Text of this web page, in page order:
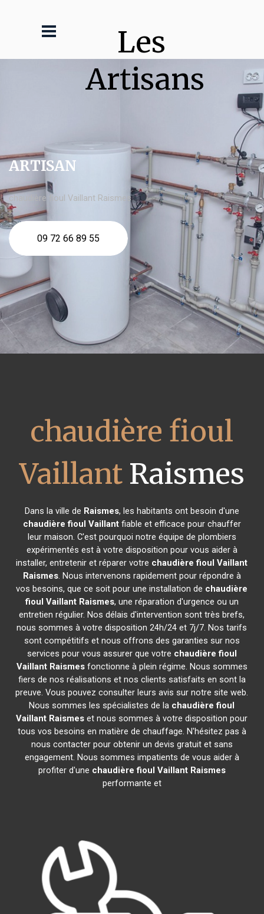
Les
Artisans
ARTISAN
chaudière fioul Vaillant Raismes
09 72 66 89 55
chaudière fioul
VaillantRaismes
Dans la ville de Raismes, les habitants ont besoin d'une
chaudière fioul Vaillantfiable et efficace pour chauffer
leur maison. C'est pourquoi notre équipe de plombiers
expérimentés est à votre disposition pour vous aider à
installer, entretenir et réparer votre chaudière fioul Vaillant
Raismes. Nous intervenons rapidement pour répondre à
vos besoins, que ce soit pour une installation de chaudière
fioul Vaillant Raismes, une réparation d'urgence ou un
entretien régulier. Nos délais d'intervention sont très brefs,
nous sommes à votre disposition 24h/24 et 7j/7. Nos tarifs
sont compétitifs et nous offrons des garanties sur nos
services pour vous assurer que votre chaudière fioul
Vaillant Raismesfonctionne à plein régime. Nous sommes
fiers de nos réalisations et nos clients satisfaits en sont la
preuve. Vous pouvez consulter leurs avis sur notre site web.
Nous sommes les spécialistes de la chaudière fioul
Vaillant Raismes et nous sommes à votre disposition pour
tous vos besoins en matière de chauffage. N'hésitez pas à
nous contacter pour obtenir un devis gratuit et sans
engagement. Nous sommes impatients de vous aider à
profiter d'une chaudière fioul Vaillant Raismes
performante et